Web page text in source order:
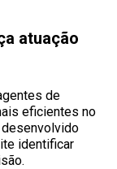
atuação
de
eficientes no
identificar